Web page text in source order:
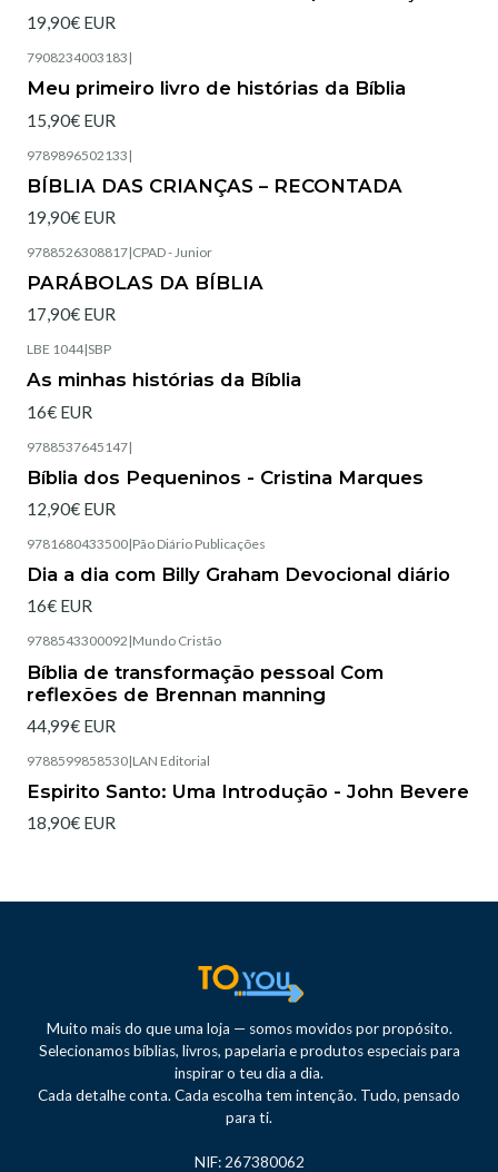
19,90€ EUR
7908234003183 |
Meu primeiro livro de histórias da Bíblia
15,90€ EUR
9789896502133 |
BÍBLIA DAS CRIANÇAS – RECONTADA
19,90€ EUR
Esgotado
9788526308817|CPAD - Junior
PARÁBOLAS DA BÍBLIA
17,90€ EUR
LBE 1044|SBP
As minhas histórias da Bíblia
16€ EUR
9788537645147|
Bíblia dos Pequeninos - Cristina Marques
12,90€ EUR
9781680433500|Pão Diário Publicações
Dia a dia com Billy Graham Devocional diário
16€ EUR
9788543300092 |Mundo Cristão
Bíblia de transformação pessoal Com
reflexões de Brennan manning
44,99€ EUR
9788599858530|LAN Editorial
Espirito Santo: Uma Introdução - John Bevere
18,90€ EUR
Muito mais do que uma loja — somos movidos por propósito.
Selecionamos bíblias, livros, papelaria e produtos especiais para
inspirar o teu dia a dia.
Cada detalhe conta. Cada escolha tem intenção. Tudo, pensado
para ti.
NIF: 267380062